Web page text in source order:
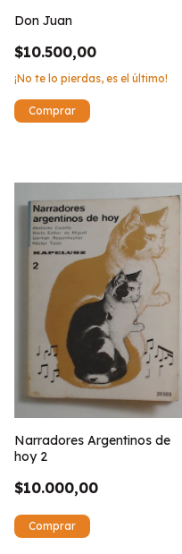
Don Juan
$10.500,00
¡No te lo pierdas, es el último!
Narradores Argentinos de
hoy 2
$10.000,00